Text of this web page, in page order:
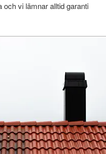
vi lämnar alltid garanti